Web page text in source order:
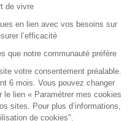
de vivre
en lien avec vos besoins sur
l’efficacité
que notre communauté préfère
votre consentement préalable.
6 mois. Vous pouvez changer
le lien « Paramétrer mes cookies
sites. Pour plus d’informations,
de cookies".